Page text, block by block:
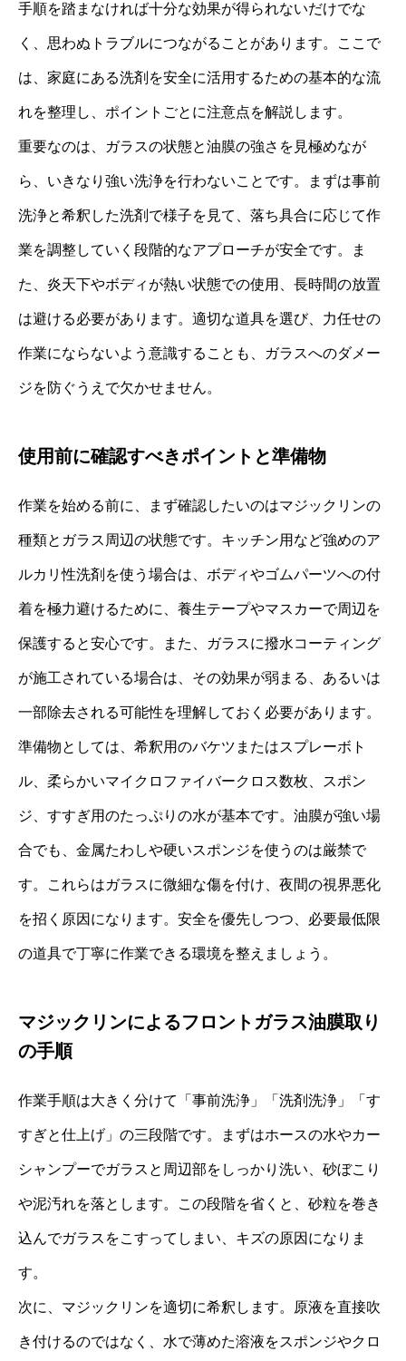
手順を踏まなければ十分な効果が得られないだけでな
く、思わぬトラブルにつながることがあります。ここで
は、家庭にある洗剤を安全に活用するための基本的な流
れを整理し、ポイントごとに注意点を解説します。
重要なのは、ガラスの状態と油膜の強さを見極めなが
ら、いきなり強い洗浄を行わないことです。まずは事前
洗浄と希釈した洗剤で様子を見て、落ち具合に応じて作
業を調整していく段階的なアプローチが安全です。ま
た、炎天下やボディが熱い状態での使用、長時間の放置
は避ける必要があります。適切な道具を選び、力任せの
作業にならないよう意識することも、ガラスへのダメー
ジを防ぐうえで欠かせません。
使用前に確認すべきポイントと準備物
作業を始める前に、まず確認したいのはマジックリンの
種類とガラス周辺の状態です。キッチン用など強めのア
ルカリ性洗剤を使う場合は、ボディやゴムパーツへの付
着を極力避けるために、養生テープやマスカーで周辺を
保護すると安心です。また、ガラスに撥水コーティング
が施工されている場合は、その効果が弱まる、あるいは
一部除去される可能性を理解しておく必要があります。
準備物としては、希釈用のバケツまたはスプレーボト
ル、柔らかいマイクロファイバークロス数枚、スポン
ジ、すすぎ用のたっぷりの水が基本です。油膜が強い場
合でも、金属たわしや硬いスポンジを使うのは厳禁で
す。これらはガラスに微細な傷を付け、夜間の視界悪化
を招く原因になります。安全を優先しつつ、必要最低限
の道具で丁寧に作業できる環境を整えましょう。
マジックリンによるフロントガラス油膜取り
の手順
作業手順は大きく分けて「事前洗浄」「洗剤洗浄」「す
すぎと仕上げ」の三段階です。まずはホースの水やカー
シャンプーでガラスと周辺部をしっかり洗い、砂ぼこり
や泥汚れを落とします。この段階を省くと、砂粒を巻き
込んでガラスをこすってしまい、キズの原因になりま
す。
次に、マジックリンを適切に希釈します。原液を直接吹
き付けるのではなく、水で薄めた溶液をスポンジやクロ